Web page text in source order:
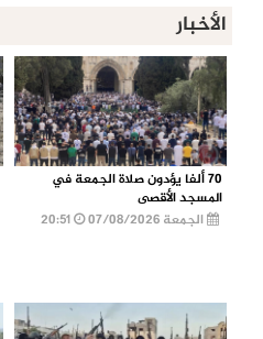
الأخبار
70 ألفا يؤدون صلاة الجمعة في
المسجد الأقصى
الجمعة 07/08/2026